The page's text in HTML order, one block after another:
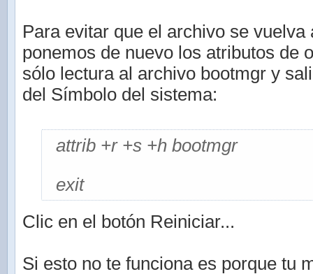
Para evitar que el archivo se vuelva
ponemos de nuevo los atributos de
sólo lectura al archivo bootmgr y
del Símbolo del sistema:
attrib +r +s +h bootmgr
exit
Clic en el botón Reiniciar...
Si esto no te funciona es porque tu